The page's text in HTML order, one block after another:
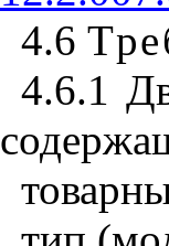
4.6
4.6.1